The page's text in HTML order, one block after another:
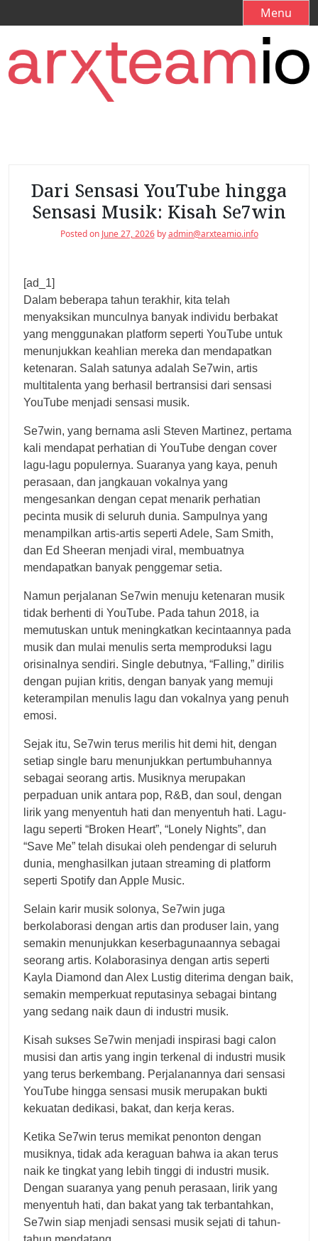
k
Menu
Dari Sensasi YouTube hingga
Sensasi Musik: Kisah Se7win
Posted on June 27, 2026byadmin@arxteamio.info
[ad_1]
Dalam beberapa tahun terakhir, kita telah
menyaksikan munculnya banyak individu berbakat
yang menggunakan platform seperti YouTube untuk
menunjukkan keahlian mereka dan mendapatkan
ketenaran. Salah satunya adalah Se7win, artis
multitalenta yang berhasil bertransisi dari sensasi
YouTube menjadi sensasi musik.
Se7win, yang bernama asli Steven Martinez, pertama
kali mendapat perhatian di YouTube dengan cover
lagu-lagu populernya. Suaranya yang kaya, penuh
perasaan, dan jangkauan vokalnya yang
mengesankan dengan cepat menarik perhatian
pecinta musik di seluruh dunia. Sampulnya yang
menampilkan artis-artis seperti Adele, Sam Smith,
dan Ed Sheeran menjadi viral, membuatnya
mendapatkan banyak penggemar setia.
Namun perjalanan Se7win menuju ketenaran musik
tidak berhenti di YouTube. Pada tahun 2018, ia
memutuskan untuk meningkatkan kecintaannya pada
musik dan mulai menulis serta memproduksi lagu
orisinalnya sendiri. Single debutnya, “Falling,” dirilis
dengan pujian kritis, dengan banyak yang memuji
keterampilan menulis lagu dan vokalnya yang penuh
emosi.
Sejak itu, Se7win terus merilis hit demi hit, dengan
setiap single baru menunjukkan pertumbuhannya
sebagai seorang artis. Musiknya merupakan
perpaduan unik antara pop, R&B, dan soul, dengan
lirik yang menyentuh hati dan menyentuh hati. Lagu-
lagu seperti “Broken Heart”, “Lonely Nights”, dan
“Save Me” telah disukai oleh pendengar di seluruh
dunia, menghasilkan jutaan streaming di platform
seperti Spotify dan Apple Music.
Selain karir musik solonya, Se7win juga
berkolaborasi dengan artis dan produser lain, yang
semakin menunjukkan keserbagunaannya sebagai
seorang artis. Kolaborasinya dengan artis seperti
Kayla Diamond dan Alex Lustig diterima dengan baik,
semakin memperkuat reputasinya sebagai bintang
yang sedang naik daun di industri musik.
Kisah sukses Se7win menjadi inspirasi bagi calon
musisi dan artis yang ingin terkenal di industri musik
yang terus berkembang. Perjalanannya dari sensasi
YouTube hingga sensasi musik merupakan bukti
kekuatan dedikasi, bakat, dan kerja keras.
Ketika Se7win terus memikat penonton dengan
musiknya, tidak ada keraguan bahwa ia akan terus
naik ke tingkat yang lebih tinggi di industri musik.
Dengan suaranya yang penuh perasaan, lirik yang
menyentuh hati, dan bakat yang tak terbantahkan,
Se7win siap menjadi sensasi musik sejati di tahun-